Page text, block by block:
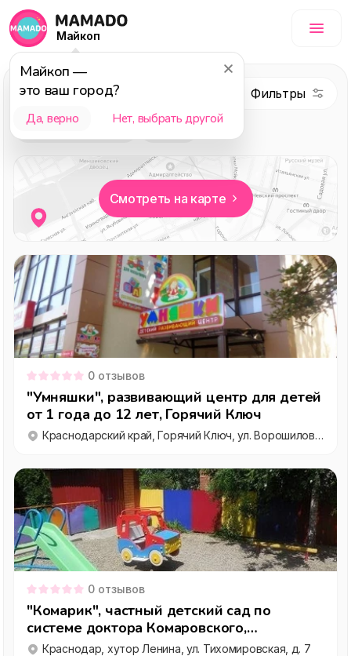
Майкоп
Майкоп —
это ваш город?
Да, верно Нет, выбрать другой
Обучение
Выбор редакции Детям
Смотреть на карте
0 отзывов
"Умняшки", развивающий центр для детей
от 1 года до 12 лет, Горячий Ключ
Краснодарский край, Горячий Ключ, ул. Ворошилова, д. 8
0 отзывов
"Комарик", частный детский сад по
системе доктора Комаровского,
Краснодар
Краснодар, хутор Ленина, ул. Тихомировская, д. 7